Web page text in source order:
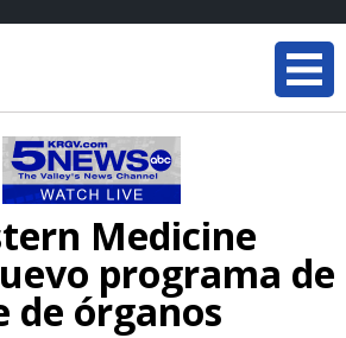
Medicine
programa de
de órganos